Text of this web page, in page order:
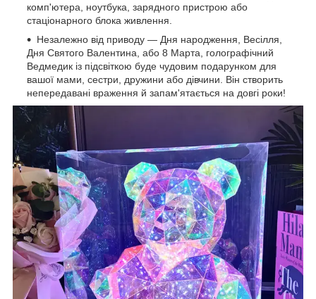
комп'ютера, ноутбука, зарядного пристрою або
стаціонарного блока живлення.
Незалежно від приводу — Дня народження, Весілля,
Дня Святого Валентина, або 8 Марта, голографічний
Ведмедик із підсвіткою буде чудовим подарунком для
вашої мами, сестри, дружини або дівчини. Він створить
непередавані враження й запам'ятається на довгі роки!